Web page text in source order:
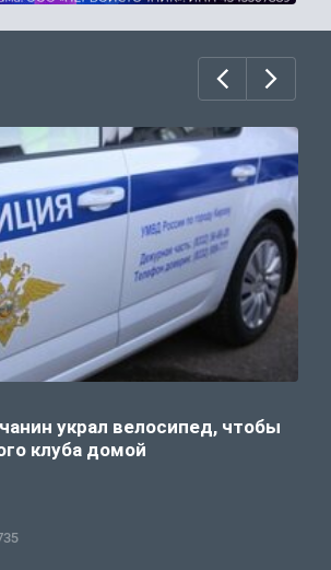
украл велосипед, чтобы
клуба домой